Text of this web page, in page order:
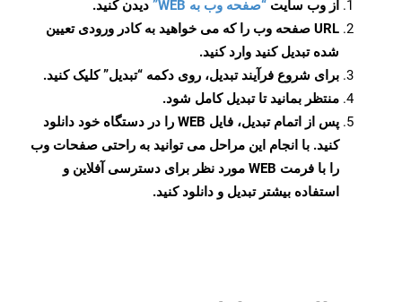
از وب سایت “صفحه وب به WEB”
دیدن کنید.
URL صفحه وب را که می خواهید به کادر ورودی تعیین
شده تبدیل کنید وارد کنید.
برای شروع فرآیند تبدیل، روی دکمه “تبدیل” کلیک کنید.
منتظر بمانید تا تبدیل کامل شود.
پس از اتمام تبدیل، فایل WEB را در دستگاه خود دانلود
کنید. با انجام این مراحل می توانید به راحتی صفحات وب
را با فرمت WEB مورد نظر برای دسترسی آفلاین و
استفاده بیشتر تبدیل و دانلود کنید.